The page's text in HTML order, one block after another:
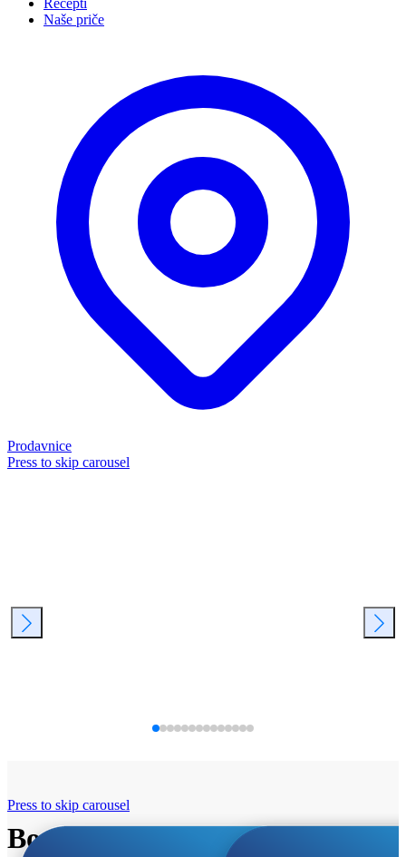
Recepti
Naše priče
Prodavnice
Press to skip carousel
Bosch super cene
Press to skip carousel